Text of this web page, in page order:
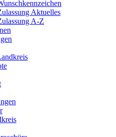
Aktuelles
A-Z